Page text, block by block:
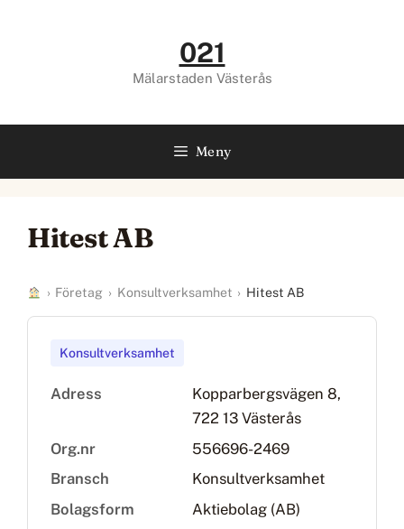
021
Mälarstaden Västerås
Meny
Hitest AB
› Företag › Konsultverksamhet › Hitest AB
Konsultverksamhet
Adress
Kopparbergsvägen 8,
722 13 Västerås
Org.nr
556696-2469
Bransch
Konsultverksamhet
Bolagsform
Aktiebolag (AB)